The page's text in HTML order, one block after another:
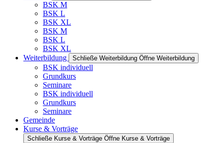
BSK M
BSK L
BSK XL
BSK M
BSK L
BSK XL
Weiterbildung
Schließe Weiterbildung Öffne Weiterbildung
BSK individuell
Grundkurs
Seminare
BSK individuell
Grundkurs
Seminare
Gemeinde
Kurse & Vorträge
Schließe Kurse & Vorträge Öffne Kurse & Vorträge